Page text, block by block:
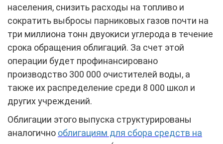
населения, снизить расходы на топливо и
сократить выбросы парниковых газов почти на
три миллиона тонн двуокиси углерода в течение
срока обращения облигаций. За счет этой
операции будет профинансировано
производство 300 000 очистителей воды, а
также их распределение среди 8 000 школ и
других учреждений.
Облигации этого выпуска структурированы
аналогично облигациям для сбора средств на